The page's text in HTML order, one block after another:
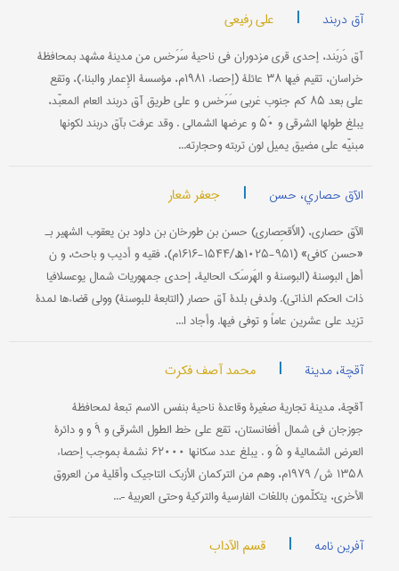
آق دربند | علی رفیعی
آق دَربَند، إحدی قری مزدوران في ناحیة سَرَخس من مدینة مشهد بمحافظة
خراسان، تقیم فیها ۳۸ عائلة (إحصاء ۱۹۸۱م، مؤسسة الإِعمار والبناء)، وتقع
علی بعد ۸۵ کم جنوب غربي سَرَخس و علی طریق آق دربند العام المعبّد،
یبلغ طولها الشرقي و ۵۰َ و عرضها الشمالي . وقد عرفت بآق دربند لکونها
مبنیّه علی مضیق یمیل لون تربته وحجارته...
الآق حصاري، حسن | جعفر شعار
الآق حصاري، (الأَقحِصاري) حسن بن طورخان بن داود بن یعقوب الشهیر بـ
«حسن کافي» (۹۵۱-۱۰۲۵ھ/۱۵۴۴-۱۶۱۶م)، فقیه و أدیب و باحث، و ن
أهل البوسنة (البوسنة و الهَرسَک الحالیة، إحدی جمهوریات شمال یوعسلافیا
ذات الحکم الذاتي). ولدفي بلدة آق حصار (التابعة للبوسنة) وولي قضاءها لمدة
تزید علی عشرین عاماً و توفي فیها. وأجاد ا...
آقچة، مدینة | محمد آصف فکرت
آقچة، مدینة تجاریة صغیرة وقاعدة ناحیة بنفس الاسم تبعة لمحافظة
جوزجان في شمال أفغانستان، تقع علی خط الطول الشرقي و ۹َ و و دائرة
العرض الشمالیة و ۵َ و . یبلغ عدد سکانها ۶۲۰۰۰ نشمة بموجب إحصاء
۱۳۵۸ ش/ ۱۹۷۹م، وهم من الترکمان الأزبک التاجیک وأقلیة من العروق
الأخری، یتکلّمون باللغات الفارسیة والترکیة وحتی العربیة –...
آفرین نامه | قسم الآداب